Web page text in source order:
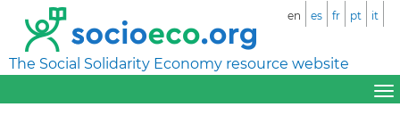
The Social Solidarity Economy resource website
en es fr pt it